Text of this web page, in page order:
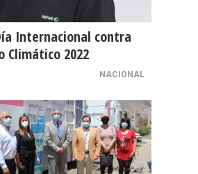
Internacional contra
Climático 2022
NACIONAL